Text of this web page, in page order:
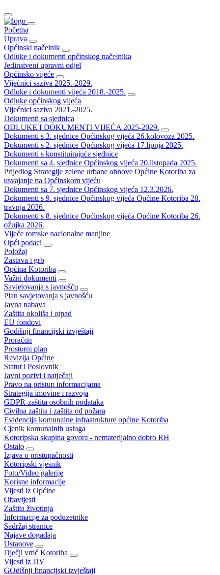
Početna
Uprava
Općinski načelnik
Odluke i dokumenti općinskog načelnika
Jedinstveni upravni odjel
Općinsko vijeće
Vijećnici saziva 2025.-2029.
Odluke i dokumenti vijeća 2018.-2025.
Odluke općinskog vijeća
Vijećnici saziva 2021.-2025.
Dokumenti sa sjednica
ODLUKE I DOKUMENTI VIJEĆA 2025-2029.
Dokumenti s 3. sjednice Općinskog vijeća 26.kolovoza 2025.
Dokumenti s 2. sjednice Općinskog vijeća 17.lipnja 2025.
Dokumenti s konstituirajuće sjednice
Dokumenti sa 4. sjednice Općinskog vijeća 20.listopada 2025.
Prijedlog Strategije zelene urbane obnove Općine Kotoriba za
usvajanje na Općinskom vijeću
Dokumenti sa 7. sjednice Općinskog vijeća 12.3.2026.
Dokumenti s 9. sjednice Općinskog vijeća Općine Kotoriba 28.
travnja 2026.
Dokumenti s 8. sjednice Općinskog vijeća Općine Kotoriba 26.
ožujka 2026.
Vijeće romske nacionalne manjine
Opći podaci
Položaj
Zastava i grb
Općina Kotoriba
Važni dokumenti
Savjetovanja s javnošću
Plan savjetovanja s javnošću
Javna nabava
Zaštita okoliša i otpad
EU fondovi
Godišnji financijski izvještaji
Proračun
Prostorni plan
Revizija Općine
Statut i Poslovnik
Javni pozivi i natječaji
Pravo na pristup informacijama
Strategija imovine i razvoja
GDPR-zaštita osobnih podataka
Civilna zaštita i zaštita od požara
Evidencija komunalne infrastrukture općine Kotoriba
Cjenik komunalnih usluga
Kotoripska skupina govora - nematerijalno dobro RH
Ostalo
Izjava o pristupačnosti
Kotoripski vjesnik
Foto/Video galerije
Korisne informacije
Vijesti iz Općine
Obavijesti
Zaštita životinja
Informacije za poduzetnike
Sadržaj stranice
Najave događaja
Ustanove
Dječji vrtić Kotoriba
Vijesti iz DV
GOdišnji financijski izvještaji